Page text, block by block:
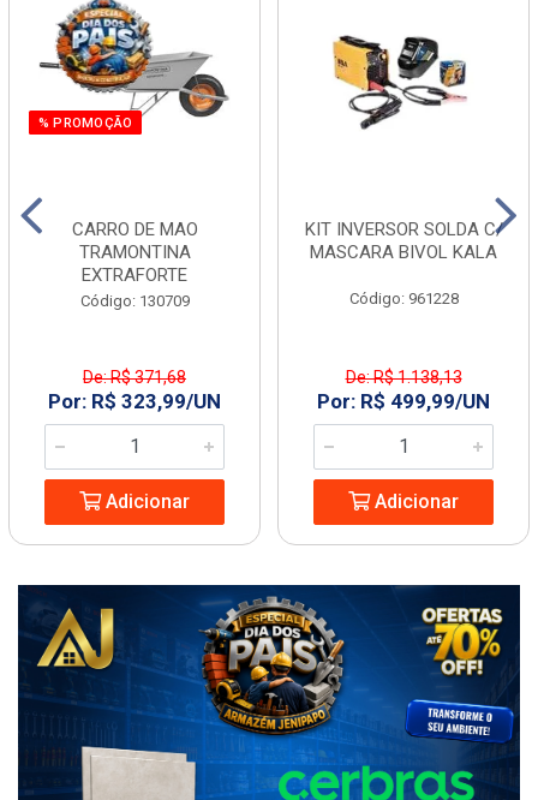
% PROMOÇÃO
CARRO DE MAO
TRAMONTINA
EXTRAFORTE
Código: 130709
De: R$ 371,68
Por: R$ 323,99/UN
Adicionar
KIT INVERSOR SOLDA C/
MASCARA BIVOL KALA
Código: 961228
De: R$ 1.138,13
Por: R$ 499,99/UN
Adicionar